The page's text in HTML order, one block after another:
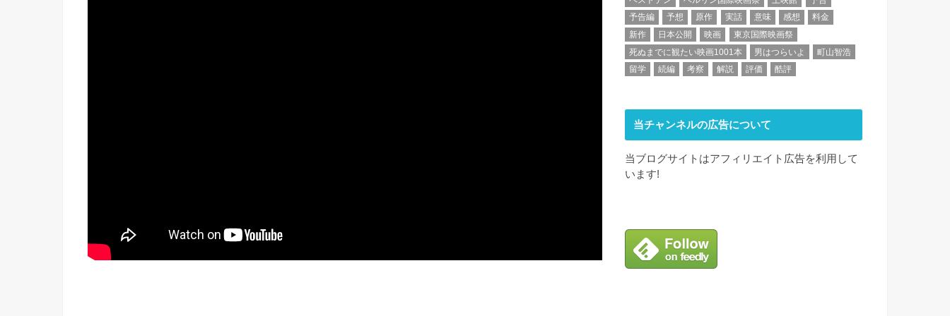
予告編
予想 原作 実話 意味 感想
料金
新作
日本公開 映画
東京国際映画祭
死ぬまでに観たい映画1001本
男はつらいよ
町山智浩
留学
続編 考察 解説 評価 酷評
当チャンネルの広告について
当ブログサイトはアフィリエイト広告を利用して
います!